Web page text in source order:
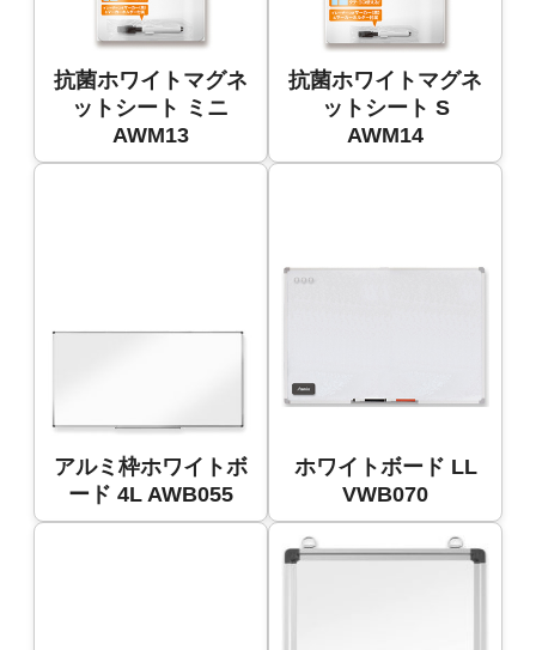
抗菌ホワイトマグネ
ットシート ミニ
AWM13
抗菌ホワイトマグネ
ットシート S
AWM14
アルミ枠ホワイトボ
ード 4L AWB055
ホワイトボード LL
VWB070